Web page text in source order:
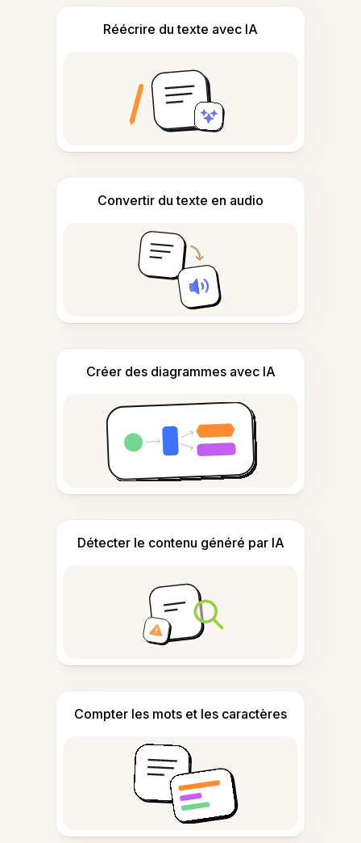
Réécrire du texte avec IA
Convertir du texte en audio
Créer des diagrammes avec IA
Détecter le contenu généré par IA
Compter les mots et les caractères